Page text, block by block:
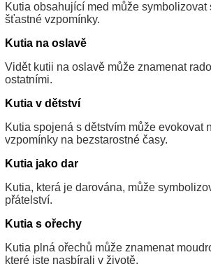
Kutia obsahující med může symbolizovat
šťastné vzpomínky.
Kutia na oslavě
Vidět kutii na oslavě může znamenat
ostatními.
Kutia v dětství
Kutia spojená s dětstvím může evokovat
vzpomínky na bezstarostné časy.
Kutia jako dar
Kutia, která je darována, může
přátelství.
Kutia s ořechy
Kutia plná ořechů může znamenat
které jste nasbírali v životě.